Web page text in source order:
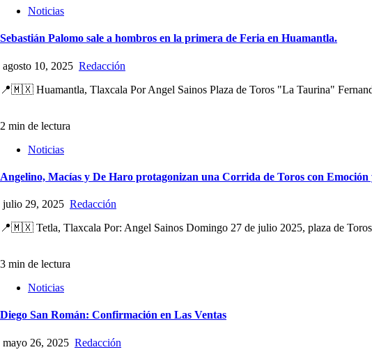
Noticias
Sebastián Palomo sale a hombros en la primera de Feria en Huamantla.
agosto 10, 2025 Redacción
📍🇲🇽 Huamantla, Tlaxcala Por Angel Sainos Plaza de Toros "La Taurina"
2 min de lectura
Noticias
Angelino, Macías y De Haro protagonizan una Corrida de Toros con
julio 29, 2025 Redacción
📍🇲🇽 Tetla, Tlaxcala Por: Angel Sainos Domingo 27 de julio 2025, plaza de
3 min de lectura
Noticias
Diego San Román: Confirmación en Las Ventas
mayo 26, 2025 Redacción